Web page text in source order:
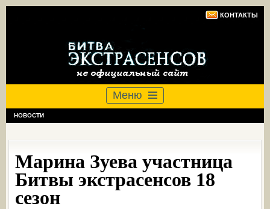
КОНТАКТЫ
Меню
НОВОСТИ
Марина Зуева участница
Битвы экстрасенсов 18
сезон